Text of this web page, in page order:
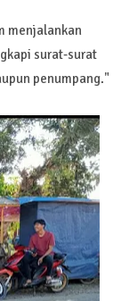
menjalankan
surat-surat
penumpang."